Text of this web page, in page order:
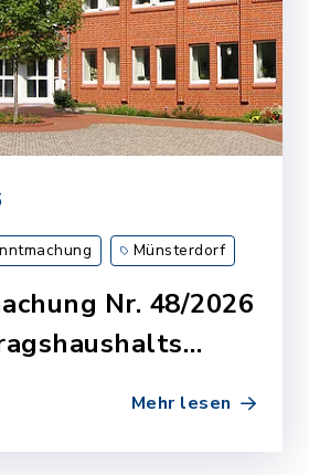
Nr. 48/2026
Münsterdorf
Mehr lesen